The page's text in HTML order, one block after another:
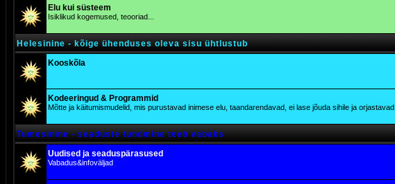
Elu kui süsteem
Isiklikud kogemused, teooriad...
Helesinine - kõige ühenduses oleva sisu ühtlustub
Kooskõla
Kodeeringud & Programmid
Mõtte ja käitumismudelid, mis purustavad inimese elu, taandarendavad, ei lase jõuda sihile ja orjastavad.
Tumesinine - seaduste tundmine teeb vabaks
Uudised ja seaduspärasused
Vabadus&infoväljad